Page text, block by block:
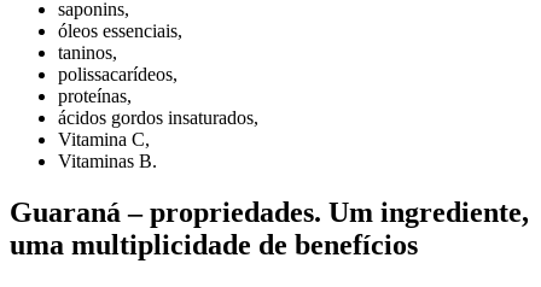
saponins,
óleos essenciais,
taninos,
polissacarídeos,
proteínas,
ácidos gordos insaturados,
Vitamina C,
Vitaminas B.
Guaraná – propriedades. Um ingrediente,
uma multiplicidade de benefícios